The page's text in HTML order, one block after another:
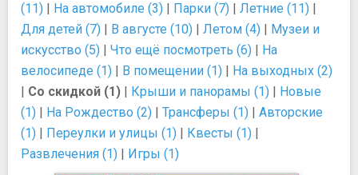
(11) | На автомобиле (3) | Парки (7) | Летние (11) |
Для детей (7) | В августе (10) | Летом (4) | Музеи и
искусство (5) | Что ещё посмотреть (6) | На
велосипеде (1) | В помещении (1) | На выходных (2)
| Со скидкой (1) | Крыши и панорамы (1) | Новые
(1) | На Рождество (2) | Трансферы (1) | Авторские
(1) | Переулки и улицы (1) | Квесты (1) |
Развлечения (1) | Игры (1)